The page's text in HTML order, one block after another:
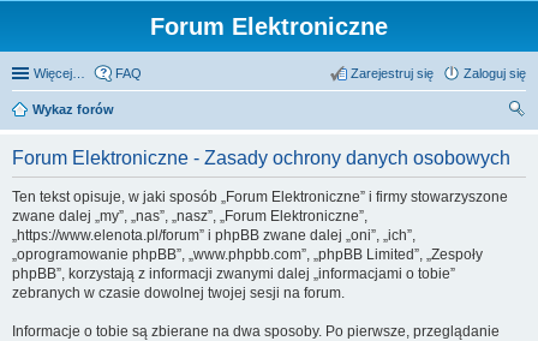
Forum Elektroniczne
Więcej… FAQ Zaloguj się
Zarejestruj się
Wykaz forów
Forum Elektroniczne - Zasady ochrony danych osobowych
Ten tekst opisuje, w jaki sposób „Forum Elektroniczne” i firmy stowarzyszone
zwane dalej „my”, „nas”, „nasz”, „Forum Elektroniczne”,
„https://www.elenota.pl/forum” i phpBB zwane dalej „oni”, „ich”,
„oprogramowanie phpBB”, „www.phpbb.com”, „phpBB Limited”, „Zespoły
phpBB”, korzystają z informacji zwanymi dalej „informacjami o tobie”
zebranych w czasie dowolnej twojej sesji na forum.
Informacje o tobie są zbierane na dwa sposoby. Po pierwsze, przeglądanie